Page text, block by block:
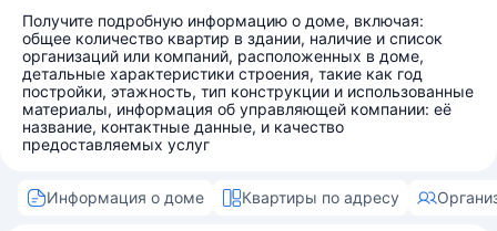
Получите подробную информацию о доме, включая:
общее количество квартир в здании, наличие и список
организаций или компаний, расположенных в доме,
детальные характеристики строения, такие как год
постройки, этажность, тип конструкции и использованные
материалы, информация об управляющей компании: её
название, контактные данные, и качество
предоставляемых услуг
Информация о доме Квартиры по адресу